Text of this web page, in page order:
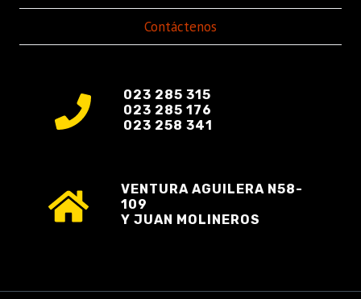
Contáctenos
023 285 315
023 285 176
023 258 341
VENTURA AGUILERA N58-
109
Y JUAN MOLINEROS